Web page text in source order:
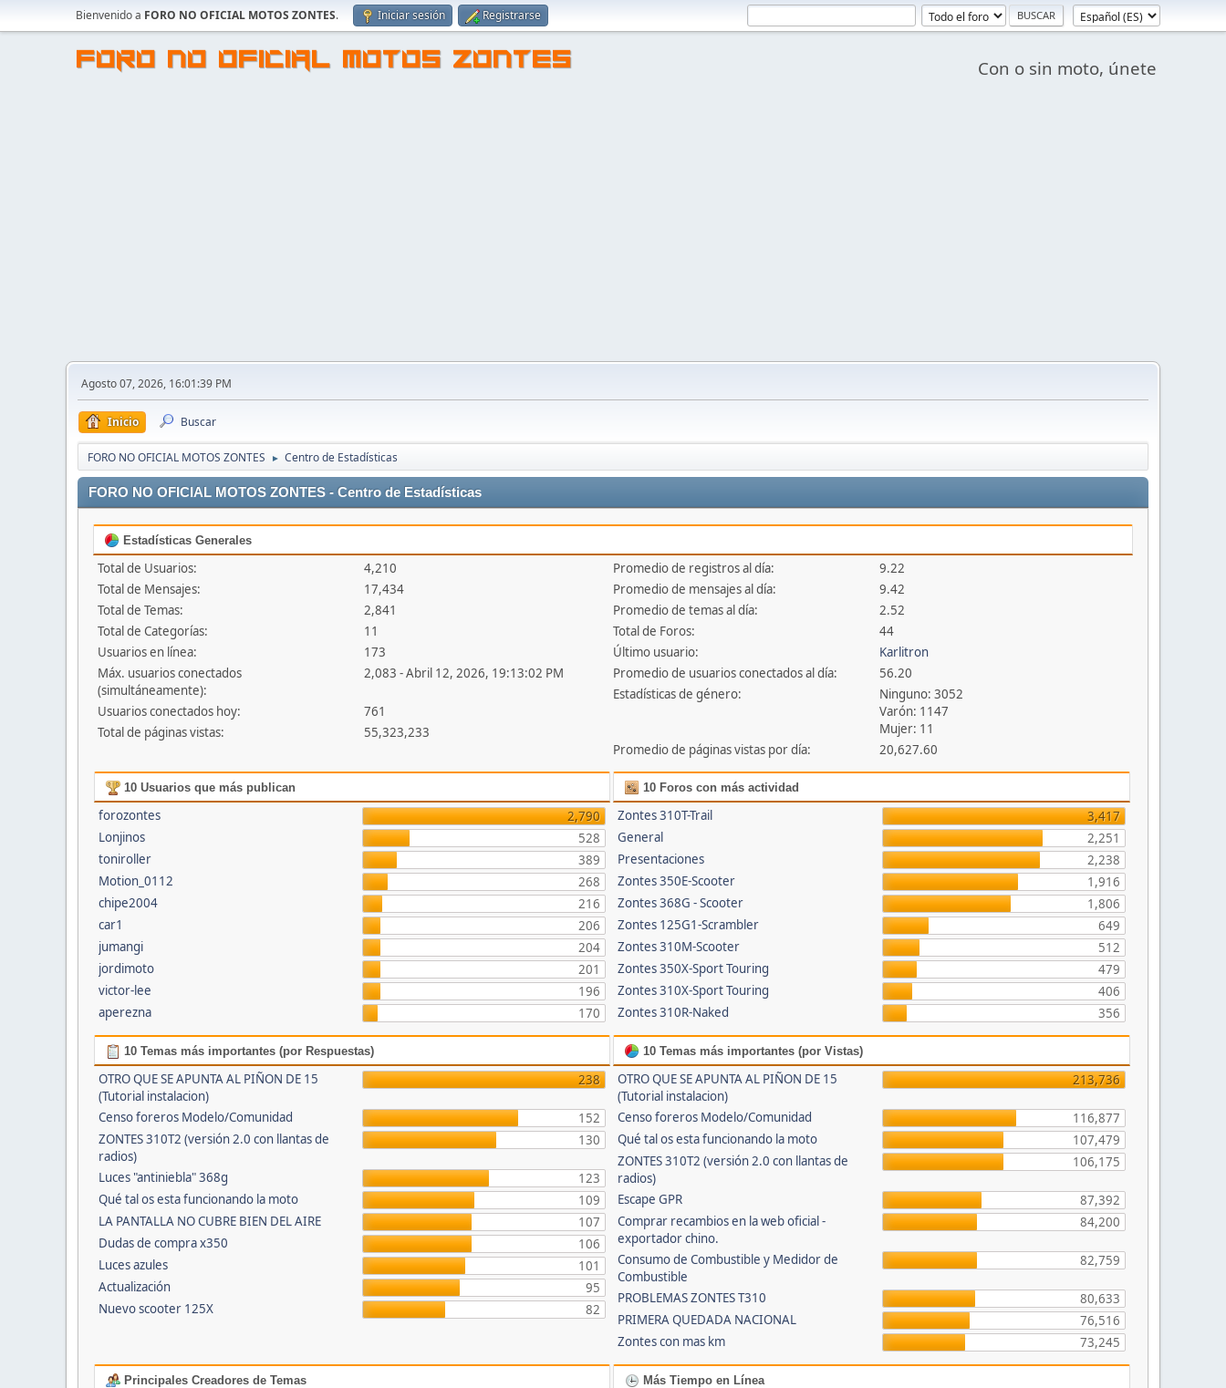
Bienvenido a FORO NO OFICIAL MOTOS ZONTES. Iniciar sesión Registrarse
FORO NO OFICIAL MOTOS ZONTES Con o sin moto, únete
Agosto 07, 2026, 16:01:39 PM
Inicio Buscar
FORO NO OFICIAL MOTOS ZONTES ► Centro de Estadísticas
FORO NO OFICIAL MOTOS ZONTES - Centro de Estadísticas
Estadísticas Generales
Total de Usuarios:
4,210
Total de Mensajes:
17,434
Total de Temas:
2,841
Total de Categorías:
11
Usuarios en línea:
173
Máx. usuarios conectados
(simultáneamente):
2,083 - Abril 12, 2026, 19:13:02 PM
Usuarios conectados hoy:
761
Total de páginas vistas:
55,323,233
Promedio de registros al día:
9.22
Promedio de mensajes al día:
9.42
Promedio de temas al día:
2.52
Total de Foros:
44
Último usuario:
Karlitron
Promedio de usuarios conectados al día:
56.20
Estadísticas de género:
Ninguno: 3052
Varón: 1147
Mujer: 11
Promedio de páginas vistas por día:
20,627.60
10 Usuarios que más publican
forozontes
2,790
Lonjinos
528
toniroller
389
Motion_0112
268
chipe2004
216
car1
206
jumangi
204
jordimoto
201
victor-lee
196
aperezna
170
10 Foros con más actividad
Zontes 310T-Trail
3,417
General
2,251
Presentaciones
2,238
Zontes 350E-Scooter
1,916
Zontes 368G - Scooter
1,806
Zontes 125G1-Scrambler
649
Zontes 310M-Scooter
512
Zontes 350X-Sport Touring
479
Zontes 310X-Sport Touring
406
Zontes 310R-Naked
356
10 Temas más importantes (por Respuestas)
OTRO QUE SE APUNTA AL PIÑON DE 15
(Tutorial instalacion)
238
Censo foreros Modelo/Comunidad
152
ZONTES 310T2 (versión 2.0 con llantas de
radios)
130
Luces "antiniebla" 368g
123
Qué tal os esta funcionando la moto
109
LA PANTALLA NO CUBRE BIEN DEL AIRE
107
Dudas de compra x350
106
Luces azules
101
Actualización
95
Nuevo scooter 125X
82
10 Temas más importantes (por Vistas)
OTRO QUE SE APUNTA AL PIÑON DE 15
(Tutorial instalacion)
213,736
Censo foreros Modelo/Comunidad
116,877
Qué tal os esta funcionando la moto
107,479
ZONTES 310T2 (versión 2.0 con llantas de
radios)
106,175
Escape GPR
87,392
Comprar recambios en la web oficial -
exportador chino.
84,200
Consumo de Combustible y Medidor de
Combustible
82,759
PROBLEMAS ZONTES T310
80,633
PRIMERA QUEDADA NACIONAL
76,516
Zontes con mas km
73,245
Principales Creadores de Temas Más Tiempo en Línea